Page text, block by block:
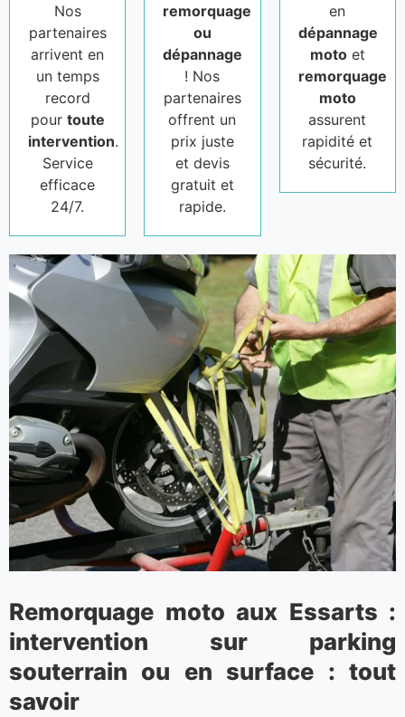
Nos
partenaires
arrivent en
un temps
record
pour toute
intervention.
Service
efficace
24/7.
remorquage
ou
dépannage
! Nos
partenaires
offrent un
prix juste
et devis
gratuit et
rapide.
en
dépannage
motoet
remorquage
moto
assurent
rapidité et
sécurité.
Remorquage moto aux Essarts :
intervention sur parking
souterrain ou en surface : tout
savoir